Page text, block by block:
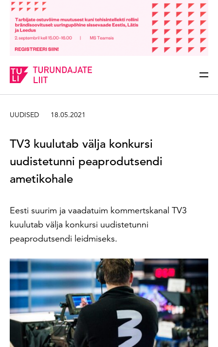
Sisesta märksõna
UUDISED 18.05.2021
TV3 kuulutab välja konkursi
uudistetunni peaprodutsendi
ametikohale
Eesti suurim ja vaadatuim kommertskanal TV3
kuulutab välja konkursi uudistetunni
peaprodutsendi leidmiseks.